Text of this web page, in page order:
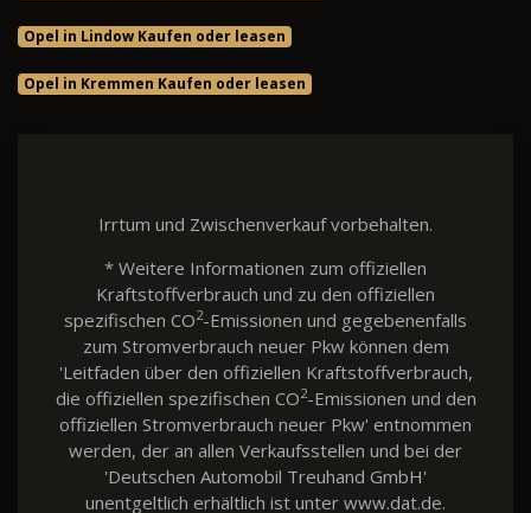
Opel in Lindow Kaufen oder leasen
Opel in Kremmen Kaufen oder leasen
Irrtum und Zwischenverkauf vorbehalten.
* Weitere Informationen zum offiziellen
Kraftstoffverbrauch und zu den offiziellen
spezifischen CO2-Emissionen und gegebenenfalls
zum Stromverbrauch neuer Pkw können dem
'Leitfaden über den offiziellen Kraftstoffverbrauch,
die offiziellen spezifischen CO2-Emissionen und den
offiziellen Stromverbrauch neuer Pkw' entnommen
werden, der an allen Verkaufsstellen und bei der
'Deutschen Automobil Treuhand GmbH'
unentgeltlich erhältlich ist unter www.dat.de.